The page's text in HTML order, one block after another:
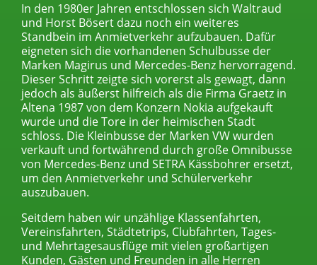
In den 1980er Jahren entschlossen sich Waltraud
und Horst Bösert dazu noch ein weiteres
Standbein im Anmietverkehr aufzubauen. Dafür
eigneten sich die vorhandenen Schulbusse der
Marken Magirus und Mercedes-Benz hervorragend.
Dieser Schritt zeigte sich vorerst als gewagt, dann
jedoch als äußerst hilfreich als die Firma Graetz in
Altena 1987 von dem Konzern Nokia aufgekauft
wurde und die Tore in der heimischen Stadt
schloss. Die Kleinbusse der Marken VW wurden
verkauft und fortwährend durch große Omnibusse
von Mercedes-Benz und SETRA Kässbohrer ersetzt,
um den Anmietverkehr und Schülerverkehr
auszubauen.
Seitdem haben wir unzählige Klassenfahrten,
Vereinsfahrten, Städtetrips, Clubfahrten, Tages-
und Mehrtagesausflüge mit vielen großartigen
Kunden, Gästen und Freunden in alle Herren